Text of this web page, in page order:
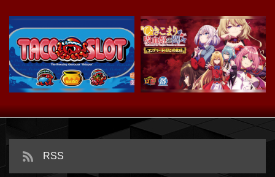
スマスロ タコスロ
RSS